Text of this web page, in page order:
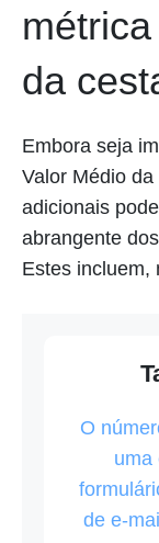
da
Embora seja
Valor Médio
adicionais
abrangente
Estes incluem,
O
uma
de e-